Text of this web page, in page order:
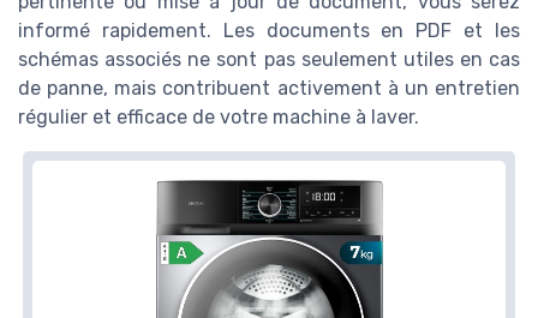
informé rapidement. Les documents en PDF et les
schémas associés ne sont pas seulement utiles en cas
de panne, mais contribuent activement à un entretien
régulier et efficace de votre machine à laver.